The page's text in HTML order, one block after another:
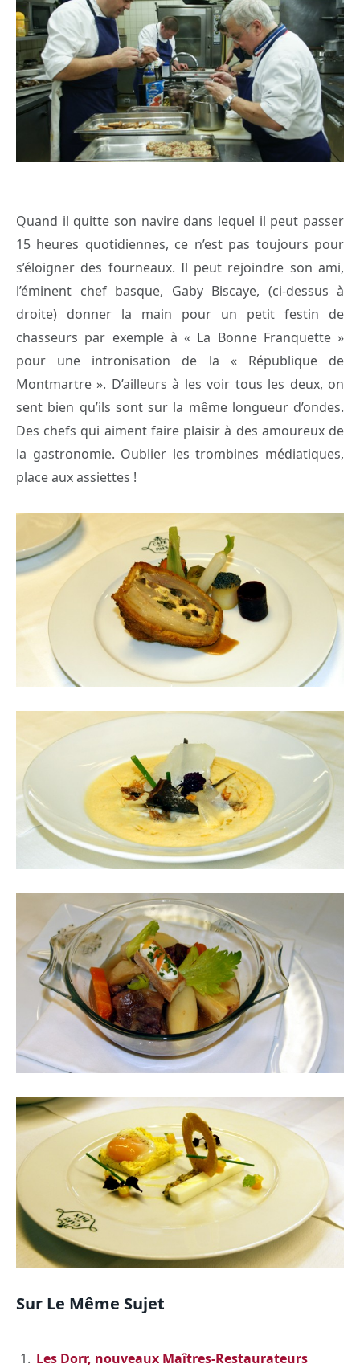
Quand il quitte son navire dans lequel il peut passer
15 heures quotidiennes, ce n’est pas toujours pour
s’éloigner des fourneaux. Il peut rejoindre son ami,
l’éminent chef basque, Gaby Biscaye, (ci-dessus à
droite) donner la main pour un petit festin de
chasseurs par exemple à « La Bonne Franquette »
pour une intronisation de la « République de
Montmartre ». D’ailleurs à les voir tous les deux, on
sent bien qu’ils sont sur la même longueur d’ondes.
Des chefs qui aiment faire plaisir à des amoureux de
la gastronomie. Oublier les trombines médiatiques,
place aux assiettes !
Sur Le Même Sujet
Les Dorr, nouveaux Maîtres-Restaurateurs